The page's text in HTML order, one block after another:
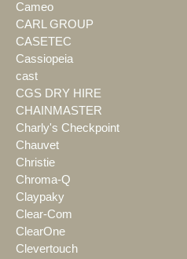
Cameo
CARL GROUP
CASETEC
Cassiopeia
cast
CGS DRY HIRE
CHAINMASTER
Charly's Checkpoint
Chauvet
Christie
Chroma-Q
Claypaky
Clear-Com
ClearOne
Clevertouch